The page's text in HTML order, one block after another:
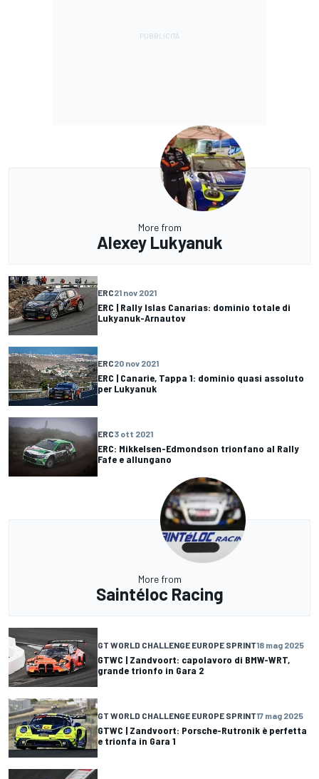
More from
Alexey Lukyanuk
ERC21 nov 2021
ERC | Rally Islas Canarias: dominio totale di
Lukyanuk-Arnautov
ERC20 nov 2021
ERC | Canarie, Tappa 1: dominio quasi assoluto
per Lukyanuk
ERC3 ott 2021
ERC: Mikkelsen-Edmondson trionfano al Rally
Fafe e allungano
More from
Saintéloc Racing
GT WORLD CHALLENGE EUROPE SPRINT18 mag 2025
GTWC | Zandvoort: capolavoro di BMW-WRT,
grande trionfo in Gara 2
GT WORLD CHALLENGE EUROPE SPRINT17 mag 2025
GTWC | Zandvoort: Porsche-Rutronik è perfetta
e trionfa in Gara 1